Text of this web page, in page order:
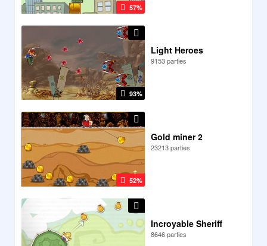
57%
93%
Light Heroes
9153 parties
52%
Gold miner 2
23213 parties
Incroyable Sheriff
8646 parties